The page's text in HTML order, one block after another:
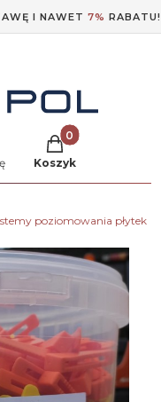
I NAWET 7% RABATU!
Produkty w
Koszyk
poziomowania płytek